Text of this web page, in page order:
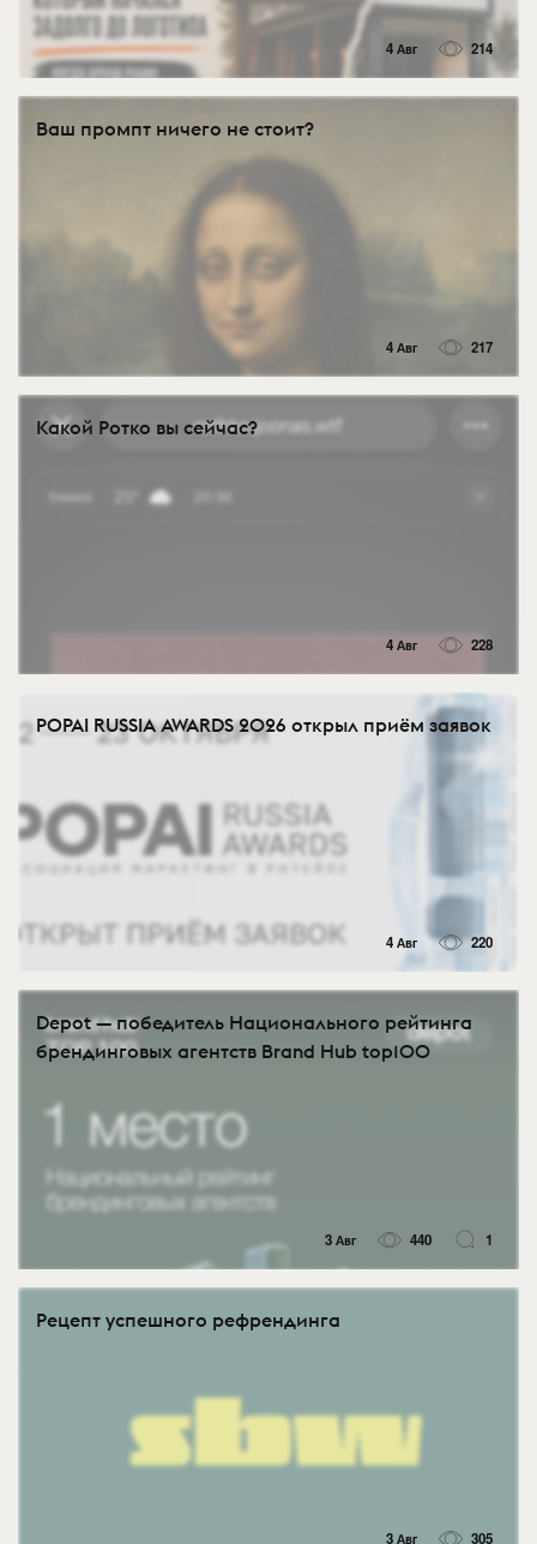
4 Авг 214
Ваш промпт ничего не стоит?
4 Авг 217
Какой Ротко вы сейчас?
4 Авг 228
POPAI RUSSIA AWARDS 2026 открыл приём заявок
4 Авг 220
Depot — победитель Национального рейтинга
брендинговых агентств Brand Hub top100
3 Авг 440 1
Рецепт успешного рефрендинга
3 Авг 305